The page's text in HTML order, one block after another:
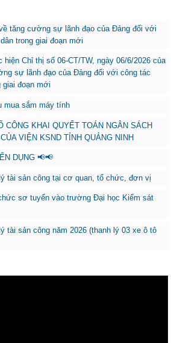
tăng cường sự lãnh đạo của Đảng đối với
trong giai đoạn mới
hiện Chỉ thị số 06-CT/TW, ngày 06/6/2026 của
sự lãnh đạo của Đảng đối với công tác
giai đoạn mới
mua sắm máy tính
CÔNG KHAI QUYẾT TOÁN NGÂN SÁCH
VIỆN KSND TỈNH QUẢNG NINH
DỤNG 📢📢
tài sản công tại cơ quan, tổ chức, đơn vị
sơ tuyển vào trường Đại học Kiểm sát
tài sản công năm 2026 (thanh lý 03 xe ô tô